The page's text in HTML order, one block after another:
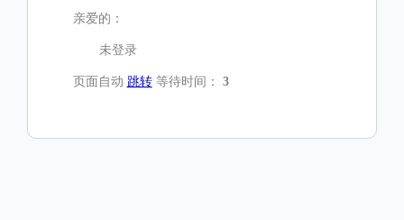
亲爱的：
未登录
页面自动 跳转等待时间： 3